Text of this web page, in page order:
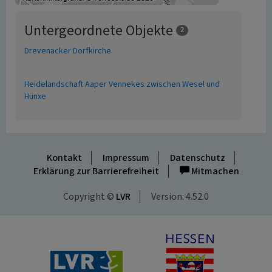
Untergeordnete Objekte 2
Drevenacker Dorfkirche
Heidelandschaft Aaper Vennekes zwischen Wesel und
Hünxe
Kontakt Impressum
Datenschutz
Erklärung zur Barrierefreiheit
Mitmachen
Copyright © LVR Version: 4.52.0